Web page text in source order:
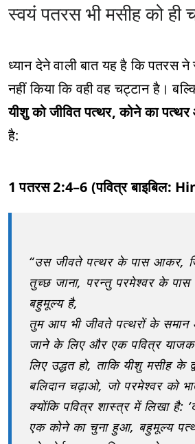
स्वयं पतरस भी मसीह को ही
ध्यान देने वाली बात यह है कि पतरस ने
नहीं किया कि वही वह चट्टान है।
यीशु को जीवित पत्थर, कोने का
है:
1 पतरस 2:4–6 (पवित्र बाइबिल:
“उस जीवते पत्थर के पास आकर,
तुच्छ जाना, परन्तु परमेश्वर के
बहुमूल्य है,
तुम आप भी जीवते पत्थरों के समान
जाने के लिए और एक पवित्र
लिए उद्धत हो, ताकि यीशु मसीह के
बलिदान चढ़ाओ, जो परमेश्वर को
क्योंकि पवित्र शास्त्र में लिखा है:
एक कोने का चुना हुआ, बहुमूल्य